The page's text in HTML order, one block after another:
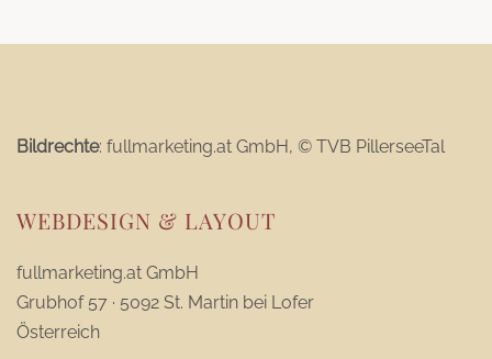
Bildrechte: fullmarketing.at GmbH, © TVB PillerseeTal
WEBDESIGN & LAYOUT
fullmarketing.at GmbH
Grubhof 57 · 5092 St. Martin bei Lofer
Österreich